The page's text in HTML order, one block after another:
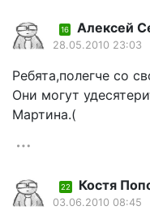
16 Алексей
28.05.2010 23:03
Ребята,полегче со
Они могут
Мартина.(
22 Костя
03.06.2010 08:45